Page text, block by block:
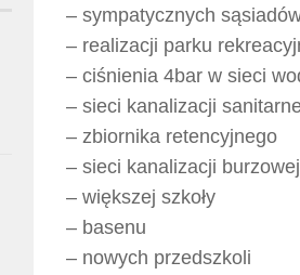
– sympatycznych
– realizacji parku
– ciśnienia 4bar w sieci
– sieci kanalizacji
– zbiornika retencyjnego
– sieci kanalizacji burzowej
– większej szkoły
– basenu
– nowych przedszkoli